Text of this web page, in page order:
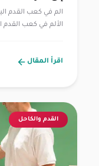
الم في كعب القدم
الألم في كعب القدم
اقرأ المقال
القدم والكاحل